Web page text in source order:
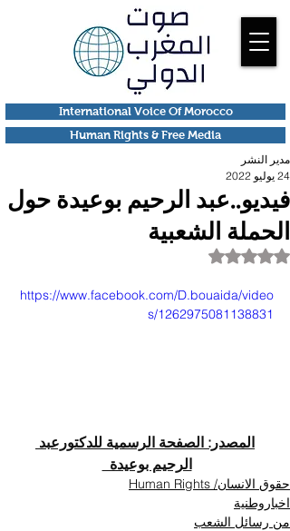
Human Rights & Free Media
International Voice Of Morocco
فيديو..عبد الرحيم بوعيدة حول
الحملة الشعبية
مدير النشر
24 يوليو 2022
تم التقييم بـ ليس رقمًا من أصل 5 نجوم.
https://www.facebook.com/D.bouaida/video
s/1262975081138831
المصدر: الصفحة الرسمية للدكتورعبد
الرحيم بوعيدة
حقوق الانسان/ Human Rights
اخباروطنية
من رسائل الشعب